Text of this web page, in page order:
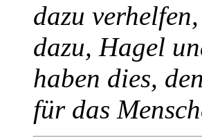
dazu
dazu, Hagel
haben dies,
für das